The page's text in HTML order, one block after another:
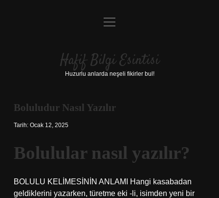
Anasayfa
Yasal Uyarı
menüyü
Hafif Bilgi Esintisi
Huzurlu anlarda neşeli fikirler bul!
Boluludur Nasıl Yazılır
Tarih: Ocak 12, 2025
Bolulular nasıl yazılır?
BOLULU KELİMESİNİN ANLAMI Hangi kasabadan
geldiklerini yazarken, türetme eki -li, isimden yeni bir